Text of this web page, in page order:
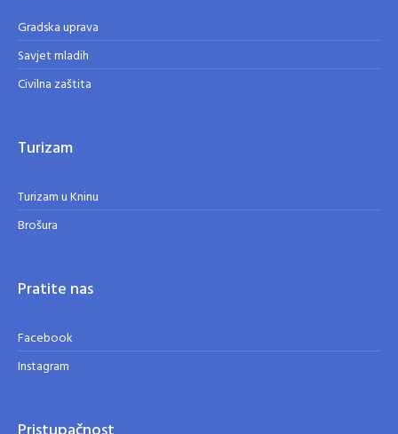
Gradska uprava
Savjet mladih
Civilna zaštita
Turizam
Turizam u Kninu
Brošura
Pratite nas
Facebook
Instagram